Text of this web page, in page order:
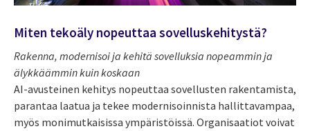
Miten tekoäly nopeuttaa sovelluskehitystä?
Rakenna, modernisoi ja kehitä sovelluksia nopeammin ja
älykkäämmin kuin koskaan
AI-avusteinen kehitys nopeuttaa sovellusten rakentamista,
parantaa laatua ja tekee modernisoinnista hallittavampaa,
myös monimutkaisissa ympäristöissä. Organisaatiot voivat